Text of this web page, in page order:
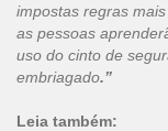
impostas regras
as pessoas
uso do cinto de
embriagado.”
Leia também: